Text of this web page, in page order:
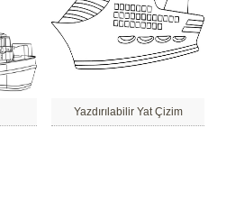
Yazdırılabilir Yat Çizim